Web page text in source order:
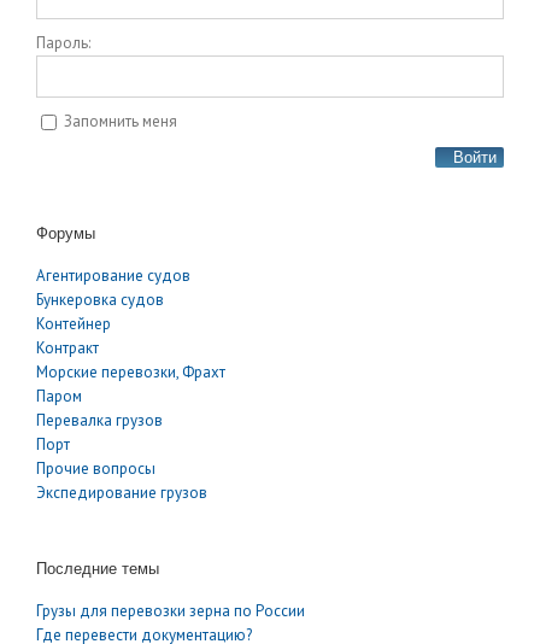
Пароль:
Запомнить меня
Войти
Форумы
Агентирование судов
Бункеровка судов
Контейнер
Контракт
Морские перевозки, Фрахт
Паром
Перевалка грузов
Порт
Прочие вопросы
Экспедирование грузов
Последние темы
Грузы для перевозки зерна по России
Где перевести документацию?